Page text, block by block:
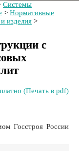
Системы
> Нормативные
изделия >
с
(Печать в pdf)
Госстроя России